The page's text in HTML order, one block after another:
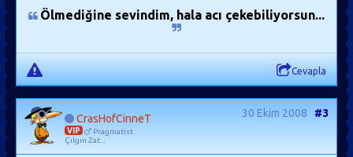
Ölmediğine sevindim, hala acı çekebiliyorsun...
Cevapla
CrasHofCinneT
VIP
Pragmatist
Çılgın Zat...
30 Ekim 2008 #3